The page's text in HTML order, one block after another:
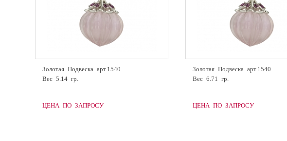
Золотая Подвеска арт.1540
Вес 5.14 гр.
ЦЕНА ПО ЗАПРОСУ
Золотая Подвеска арт.1540
Вес 6.71 гр.
ЦЕНА ПО ЗАПРОСУ